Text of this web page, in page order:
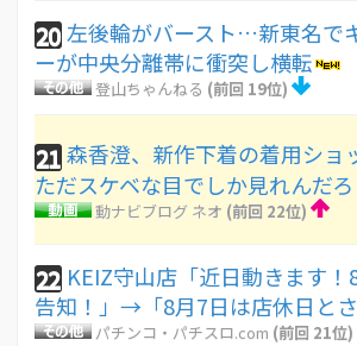
20左後輪がバースト…新東名で
ーが中央分離帯に衝突し横転
登山ちゃんねる (前回 19位)
21森香澄、新作下着の着用シ
ただスケベな目でしか見れんだろ
動ナビブログ ネオ (前回 22位)
22 KEIZ守山店「近日動きます
告知！」→「8月7日は店休日と
パチンコ・パチスロ.com (前回 21位)